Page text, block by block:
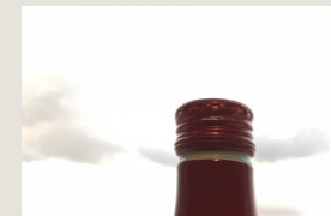
“Kasane Style Art”って？ Yorie's Tapestry
2024年 の足跡 2023*足跡
2020年あしあと